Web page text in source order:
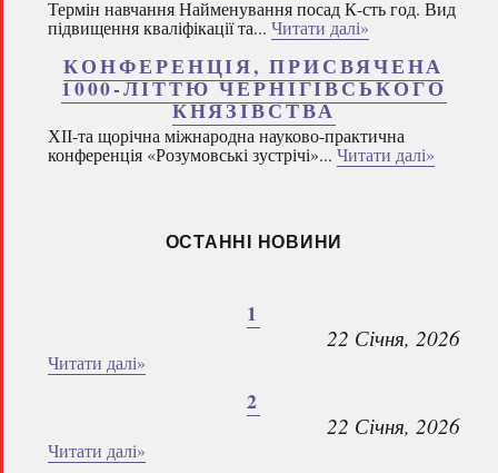
Термін навчання Найменування посад К-сть год. Вид
підвищення кваліфікації та... Читати далі»
КОНФЕРЕНЦІЯ, ПРИСВЯЧЕНА
1000-ЛІТТЮ ЧЕРНІГІВСЬКОГО
КНЯЗІВСТВА
ХІІ-та щорічна міжнародна науково-практична
конференція «Розумовські зустрічі»... Читати далі»
ОСТАННІ НОВИНИ
1
22 Січня, 2026
Читати далі»
2
22 Січня, 2026
Читати далі»